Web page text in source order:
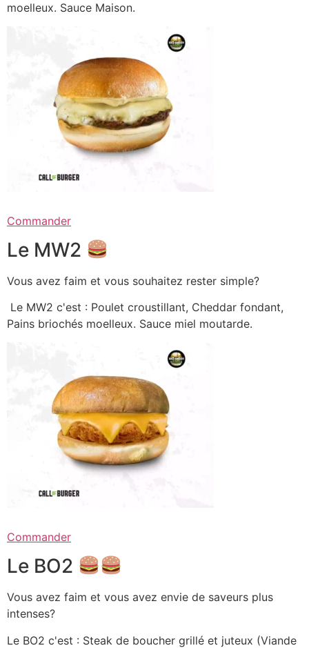
moelleux. Sauce Maison.
Commander
Le MW2
Vous avez faim et vous souhaitez rester simple?
Le MW2 c'est : Poulet croustillant, Cheddar fondant,
Pains briochés moelleux. Sauce miel moutarde.
Commander
Le BO2
Vous avez faim et vous avez envie de saveurs plus
intenses?
Le BO2 c'est : Steak de boucher grillé et juteux (Viande